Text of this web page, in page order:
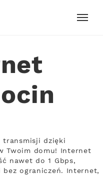
transmisji dzięki
Twoim domu! Internet
nawet do 1 Gbps,
bez ograniczeń. Internet,